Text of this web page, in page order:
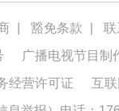
豁免条款
联
广播电视节目制
经营许可证
互